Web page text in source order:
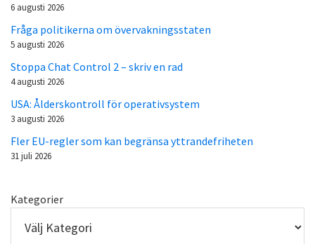
6 augusti 2026
Fråga politikerna om övervakningsstaten
5 augusti 2026
Stoppa Chat Control 2 – skriv en rad
4 augusti 2026
USA: Ålderskontroll för operativsystem
3 augusti 2026
Fler EU-regler som kan begränsa yttrandefriheten
31 juli 2026
Kategorier